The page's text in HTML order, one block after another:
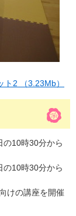
ト2 （3.23Mb）
10時30分から
10時30分から
けの講座を開催